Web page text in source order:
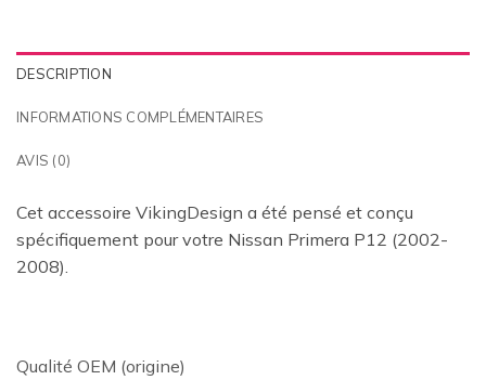
DESCRIPTION
INFORMATIONS COMPLÉMENTAIRES
AVIS (0)
Cet accessoire VikingDesign a été pensé et conçu
spécifiquement pour votre Nissan Primera P12 (2002-
2008).
Qualité OEM (origine)